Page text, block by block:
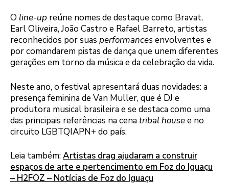
O line-up reúne nomes de destaque como Bravat,
Earl Oliveira, João Castro e Rafael Barreto, artistas
reconhecidos por suas performancesenvolventes e
por comandarem pistas de dança que unem diferentes
gerações em torno da música e da celebração da vida.
Neste ano, o festival apresentará duas novidades: a
presença feminina de Van Muller, que é DJ e
produtora musical brasileira e se destaca como uma
das principais referências na cenatribal housee no
circuito LGBTQIAPN+ do país.
Leia também:Artistas drag ajudaram a construir
espaços de arte e pertencimento em Foz do Iguaçu
– H2FOZ – Notícias de Foz do Iguaçu